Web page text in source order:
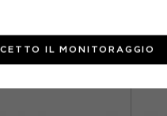
IL MONITORAGGIO